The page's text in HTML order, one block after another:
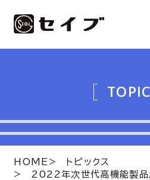
HOME
トピックス
2022年次世代高機能製品